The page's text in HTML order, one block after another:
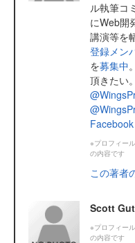
ル執筆コ
にWeb開
講演等を
登録メン
を募集中
頂きたい。
Facebook
※プロフィー
の内容です
この著者
Scott
※プロフィー
の内容です